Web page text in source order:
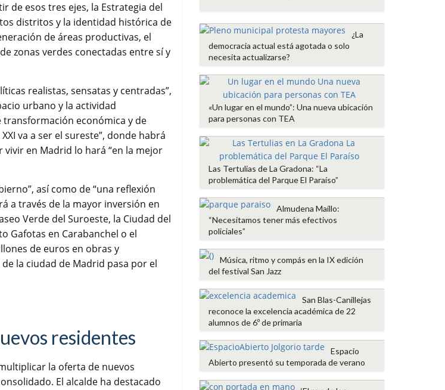
de esos tres ejes, la Estrategia del
distritos y la identidad histórica de
de áreas productivas, el
zonas verdes conectadas entre sí y
realistas, sensatas y centradas”,
urbano y la actividad
transformación económica y de
va a ser el sureste”, donde habrá
en Madrid lo hará “en la mejor
así como de “una reflexión
a través de la mayor inversión en
Verde del Suroeste, la Ciudad del
Gafotas en Carabanchel o el
de euros en obras y
la ciudad de Madrid pasa por el
residentes
la oferta de nuevos
El alcalde ha destacado
k
p
i
r
¿La
democracia actual está agotada o solo
necesita actualizarse?
«Un lugar en el mundo”: Una nueva ubicación
para personas con TEA
Las Tertulias de La Gradona: “La
problemática del Parque El Paraíso”
Almudena Maíllo:
“Necesitamos tener más efectivos
policiales”
Música, ritmo y compás en la IX edición
del festival San Jazz
San Blas-Canillejas
reconoce la excelencia académica de 22
alumnos de 6º de primaria
Espacio
Abierto presentó su temporada de verano